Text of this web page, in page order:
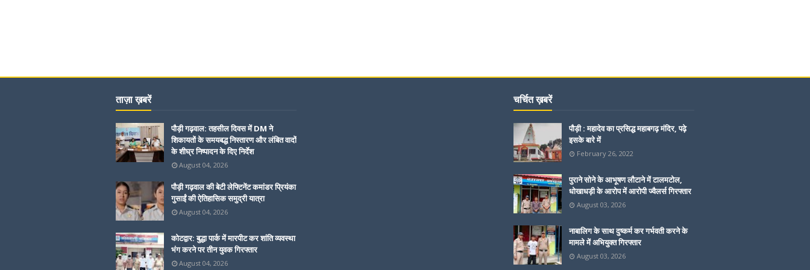
ताज़ा ख़बरें
पौड़ी गढ़वाल: तहसील दिवस में DM ने
शिकायतों के समयबद्ध निस्तारण और लंबित वादों
के शीघ्र निष्पादन के दिए निर्देश
August 04, 2026
पौड़ी गढ़वाल की बेटी लेफ्टिनेंट कमांडर प्रियंका
गुसाईं की ऐतिहासिक समुद्री यात्रा
August 04, 2026
कोटद्वार: बुद्धा पार्क में मारपीट कर शांति व्यवस्था
भंग करने पर तीन युवक गिरफ्तार
August 04, 2026
चर्चित ख़बरें
पौड़ी : महादेव का प्रसिद्ध महाबगढ़ मंदिर, पढ़े
इसके बारे में
February 26, 2022
पुराने सोने के आभूषण लौटाने में टालमटोल,
धोखाधड़ी के आरोप में आरोपी ज्वैलर्स गिरफ्तार
August 03, 2026
नाबालिग के साथ दुष्कर्म कर गर्भवती करने के
मामले में अभियुक्त गिरफ्तार
August 03, 2026